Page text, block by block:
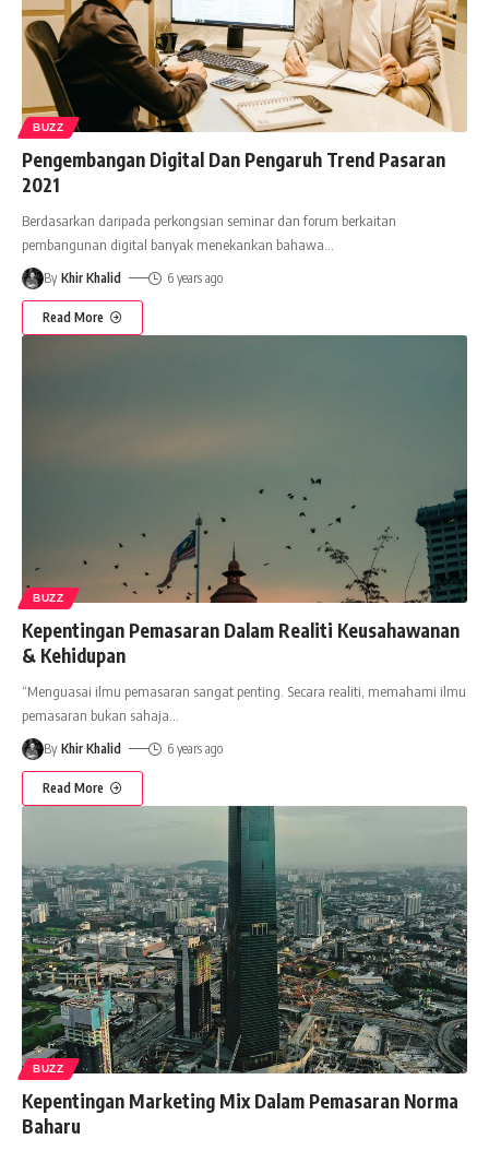
BUZZ
Pengembangan Digital Dan Pengaruh Trend Pasaran
2021
Berdasarkan daripada perkongsian seminar dan forum berkaitan
pembangunan digital banyak menekankan bahawa
By Khir Khalid 6 years ago
Read More
BUZZ
Kepentingan Pemasaran Dalam Realiti Keusahawanan
& Kehidupan
“Menguasai ilmu pemasaran sangat penting. Secara realiti, memahami ilmu
pemasaran bukan sahaja
By Khir Khalid 6 years ago
Read More
BUZZ
Kepentingan Marketing Mix Dalam Pemasaran Norma
Baharu